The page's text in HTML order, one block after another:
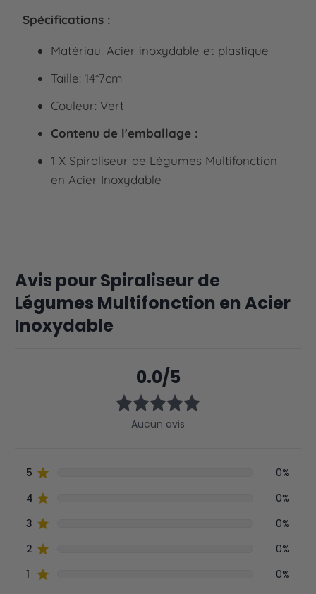
Spécifications :
Matériau: Acier inoxydable et plastique
Taille: 14*7cm
Couleur: Vert
Contenu de l'emballage :
1 X Spiraliseur de Légumes Multifonction
en Acier Inoxydable